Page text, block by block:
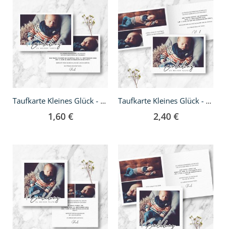
Taufkarte Kleines Glück - A6
1,60 €
Taufkarte Kleines Glück - A6 Klappkarte
2,40 €